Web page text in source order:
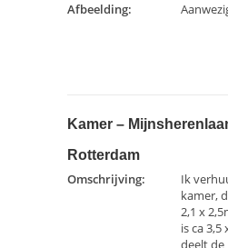
Afbeelding:
Kamer –
Rotterdam
Omschrijving:
Ik
kamer,
2,1 x
is ca 3,5
deelt de